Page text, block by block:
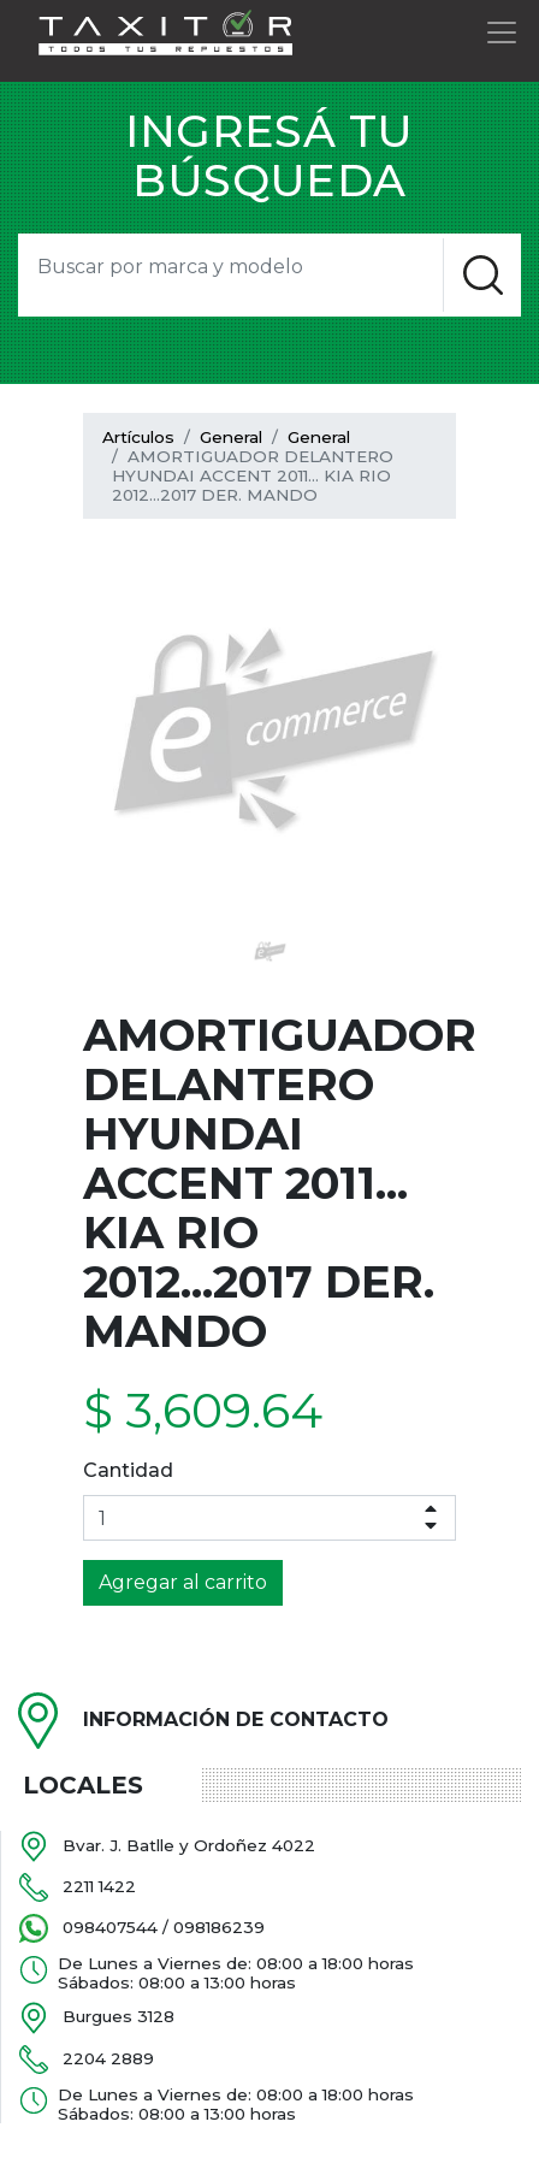
INGRESÁ TU
BÚSQUEDA
Artículos General
General
AMORTIGUADOR DELANTERO
HYUNDAI ACCENT 2011... KIA RIO
2012...2017 DER. MANDO
AMORTIGUADOR
DELANTERO
HYUNDAI
ACCENT 2011...
KIA RIO
2012...2017 DER.
MANDO
$ 3,609.64
Cantidad
Agregar al carrito
INFORMACIÓN DE CONTACTO
LOCALES
Bvar. J. Batlle y Ordoñez 4022
2211 1422
098407544 / 098186239
De Lunes a Viernes de: 08:00 a 18:00 horas
Sábados: 08:00 a 13:00 horas
Burgues 3128
2204 2889
De Lunes a Viernes de: 08:00 a 18:00 horas
Sábados: 08:00 a 13:00 horas